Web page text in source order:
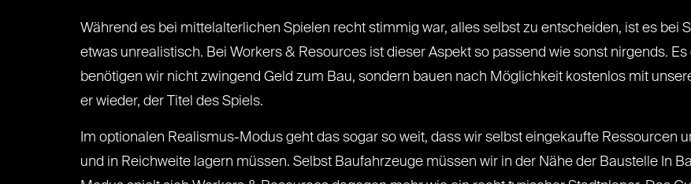
Während es bei mittelalterlichen Spielen recht stimmig war, alles selbst zu entscheiden, ist es bei
etwas unrealistisch. Bei Workers & Resources ist dieser Aspekt so passend wie sonst nirgends.
benötigen wir nicht zwingend Geld zum Bau, sondern bauen nach Möglichkeit kostenlos mit
er wieder, der Titel des Spiels.
Im optionalen Realismus-Modus geht das sogar so weit, dass wir selbst eingekaufte Ressourcen
und in Reichweite lagern müssen. Selbst Baufahrzeuge müssen wir in der Nähe der Baustelle In